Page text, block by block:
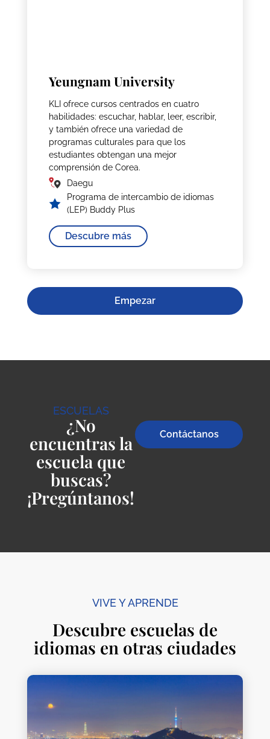
Yeungnam University
KLI ofrece cursos centrados en cuatro
habilidades: escuchar, hablar, leer, escribir,
y también ofrece una variedad de
programas culturales para que los
estudiantes obtengan una mejor
comprensión de Corea.
Daegu
Programa de intercambio de idiomas
(LEP) Buddy Plus
Descubre más
Empezar
ESCUELAS
¿No
encuentras la
escuela que
buscas?
¡Pregúntanos!
Contáctanos
VIVE Y APRENDE
Descubre escuelas de
idiomas en otras ciudades